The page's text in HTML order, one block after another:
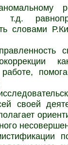
т.д.
словами
своей